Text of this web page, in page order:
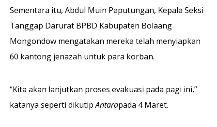
Sementara itu, Abdul Muin Paputungan, Kepala Seksi
Tanggap Darurat BPBD Kabupaten Bolaang
Mongondow mengatakan mereka telah menyiapkan
60 kantong jenazah untuk para korban.
“Kita akan lanjutkan proses evakuasi pada pagi ini,”
katanya seperti dikutipAntarapada 4 Maret.